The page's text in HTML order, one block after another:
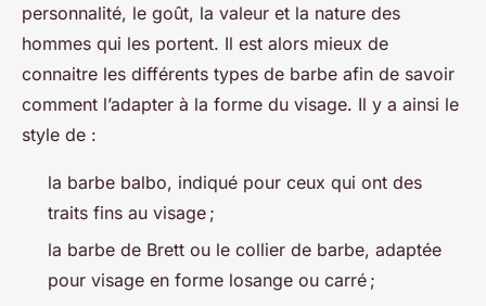
personnalité, le goût, la valeur et la nature des
hommes qui les portent. Il est alors mieux de
connaitre les différents types de barbe afin de savoir
comment l’adapter à la forme du visage. Il y a ainsi le
style de :
la barbe balbo, indiqué pour ceux qui ont des
traits fins au visage ;
la barbe de Brett ou le collier de barbe, adaptée
pour visage en forme losange ou carré ;